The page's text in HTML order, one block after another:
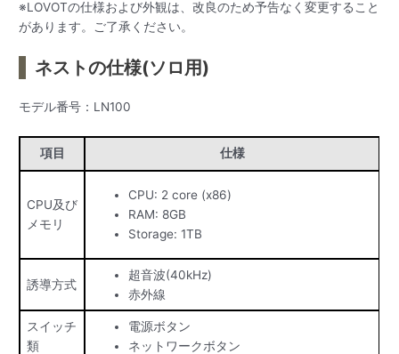
※LOVOTの仕様および外観は、改良のため予告なく変更すること
があります。ご了承ください。
ネストの仕様(ソロ用)
モデル番号：LN100
項目 仕様
CPU及び
メモリ
CPU: 2 core (x86)
RAM: 8GB
Storage: 1TB
誘導方式
超音波(40kHz)
赤外線
スイッチ
類
電源ボタン
ネットワークボタン